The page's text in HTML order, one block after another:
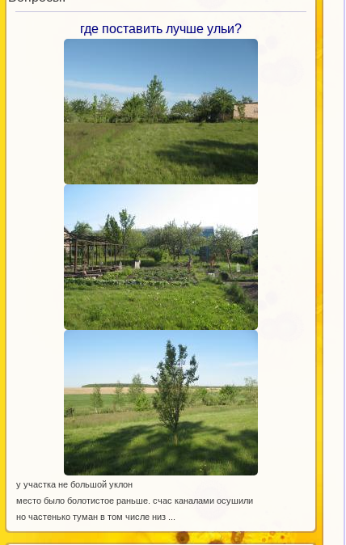
где поставить лучше ульи?
у участка не большой уклон
место было болотистое раньше. счас каналами осушили
но частенько туман в том числе низ ...